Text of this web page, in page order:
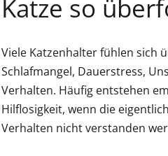
Katze so
Viele Katzenhalter fühlen sich
Schlafmangel, Dauerstress,
Verhalten. Häufig entstehen
Hilflosigkeit, wenn die
Verhalten nicht verstanden